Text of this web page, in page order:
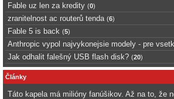
Fable uz len za kredity (0)
zranitelnost ac routerů tenda (6)
Fable 5 is back (5)
Anthropic vypol najvykonejsie modely - pre
Jak odhalit falešný USB flash disk? (20)
Články
Táto kapela má milióny fanúšikov. Až na to, že